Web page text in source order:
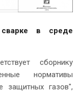
в среде
сборнику
нормативы
защитных газов",